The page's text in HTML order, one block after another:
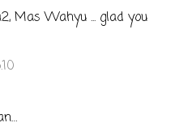
Mas Wahyu ... glad you